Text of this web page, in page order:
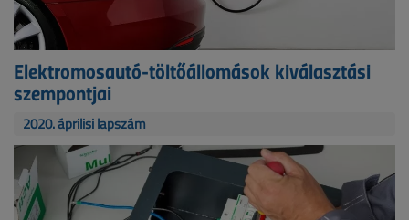
Elektromosautó-töltőállomások kiválasztási
szempontjai
2020. áprilisi lapszám